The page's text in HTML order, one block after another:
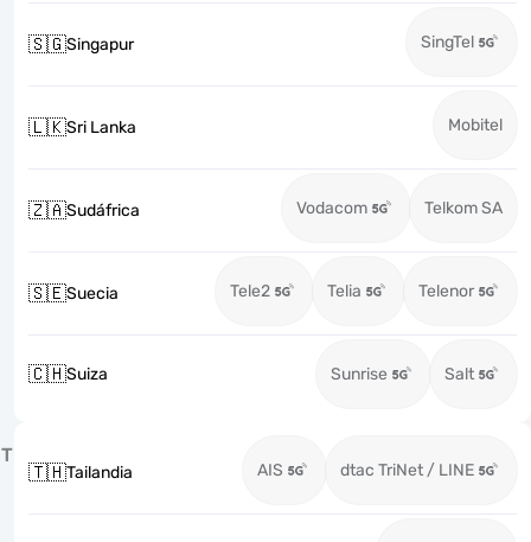
🇸🇬Singapur SingTel
🇱🇰Sri Lanka Mobitel
🇿🇦Sudáfrica Vodacom Telkom SA
🇸🇪Suecia Tele2 Telia Telenor
🇨🇭Suiza Sunrise Salt
T
🇹🇭Tailandia AIS dtac TriNet / LINE